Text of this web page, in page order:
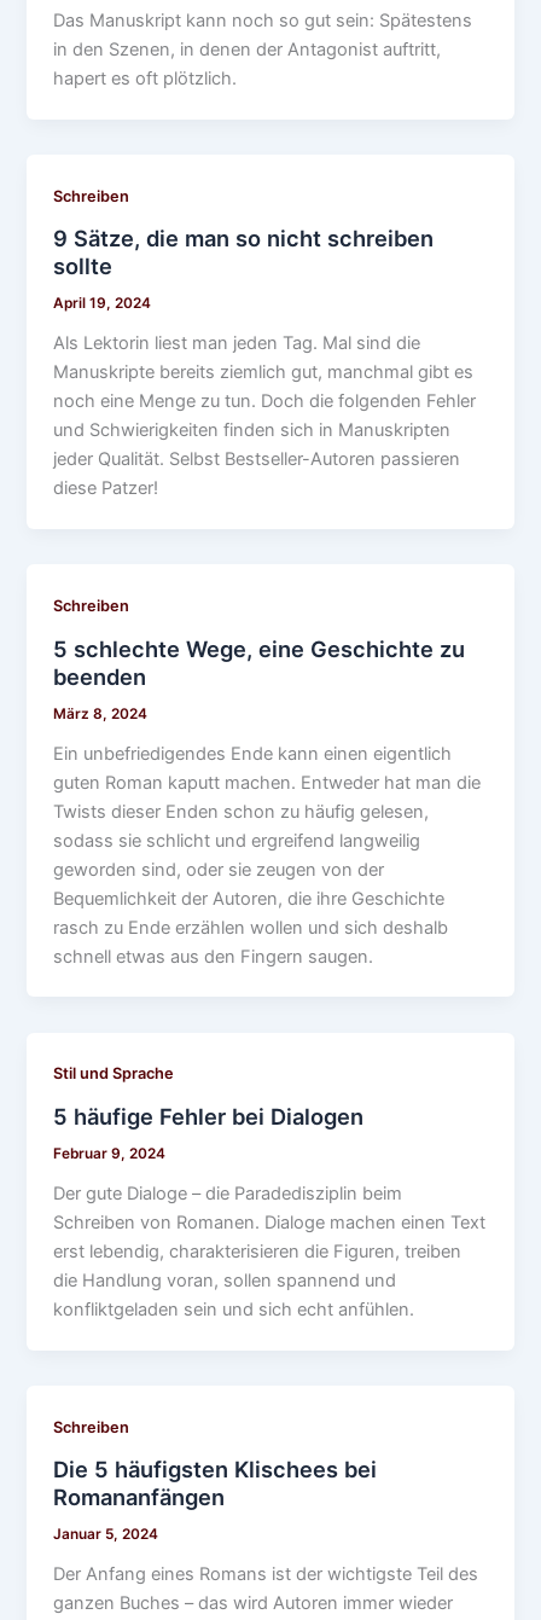
Das Manuskript kann noch so gut sein: Spätestens
in den Szenen, in denen der Antagonist auftritt,
hapert es oft plötzlich.
Schreiben
9 Sätze, die man so nicht schreiben
sollte
April 19, 2024
Als Lektorin liest man jeden Tag. Mal sind die
Manuskripte bereits ziemlich gut, manchmal gibt es
noch eine Menge zu tun. Doch die folgenden Fehler
und Schwierigkeiten finden sich in Manuskripten
jeder Qualität. Selbst Bestseller-Autoren passieren
diese Patzer!
Schreiben
5 schlechte Wege, eine Geschichte zu
beenden
März 8, 2024
Ein unbefriedigendes Ende kann einen eigentlich
guten Roman kaputt machen. Entweder hat man die
Twists dieser Enden schon zu häufig gelesen,
sodass sie schlicht und ergreifend langweilig
geworden sind, oder sie zeugen von der
Bequemlichkeit der Autoren, die ihre Geschichte
rasch zu Ende erzählen wollen und sich deshalb
schnell etwas aus den Fingern saugen.
Stil und Sprache
5 häufige Fehler bei Dialogen
Februar 9, 2024
Der gute Dialoge – die Paradedisziplin beim
Schreiben von Romanen. Dialoge machen einen Text
erst lebendig, charakterisieren die Figuren, treiben
die Handlung voran, sollen spannend und
konfliktgeladen sein und sich echt anfühlen.
Schreiben
Die 5 häufigsten Klischees bei
Romananfängen
Januar 5, 2024
Der Anfang eines Romans ist der wichtigste Teil des
ganzen Buches – das wird Autoren immer wieder